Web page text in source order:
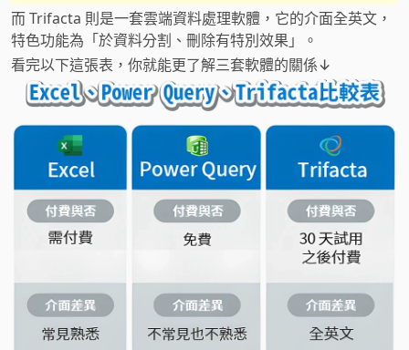
而 Trifacta 則是一套雲端資料處理軟體，它的介面全英文，
特色功能為「於資料分割、刪除有特別效果」。
看完以下這張表，你就能更了解三套軟體的關係↓